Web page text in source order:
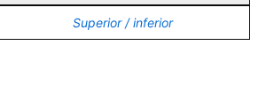
Superior / inferior